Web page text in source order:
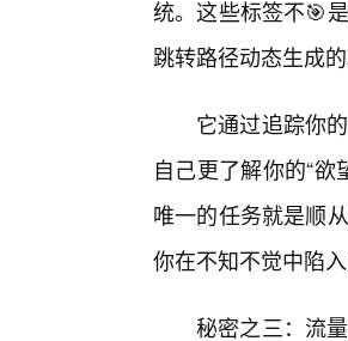
统。这些标签不🎯
跳转路径动态生成的
它通过追踪你
自己更了解你的“
唯一的任务就是顺
你在不知不觉中陷
秘密之三：流